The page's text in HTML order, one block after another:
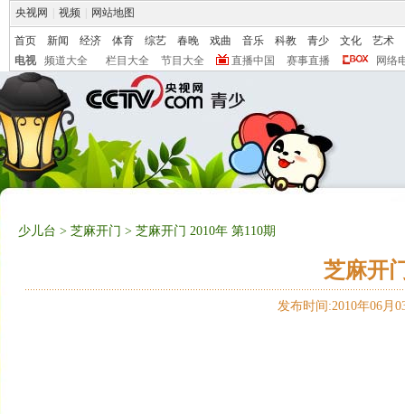
央视网 视频 网站地图
首页 新闻 经济 体育 综艺 春晚 戏曲 音乐 科教 青少 文化
艺术
电视
频道大全 栏目大全 节目大全 直播中国 赛事直播 网络
少儿台 > 芝麻开门 > 芝麻开门 2010年 第110期
芝麻开
发布时间:2010年06月